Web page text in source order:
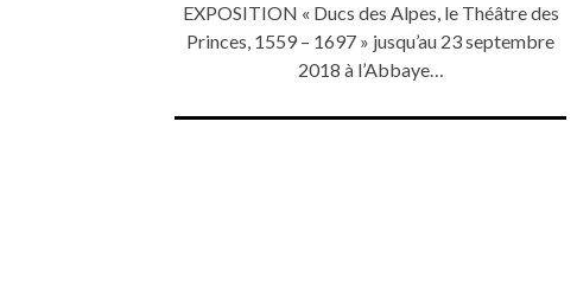
EXPOSITION « Ducs des Alpes, le Théâtre des
Princes, 1559 – 1697 » jusqu’au 23 septembre
2018 à l’Abbaye…